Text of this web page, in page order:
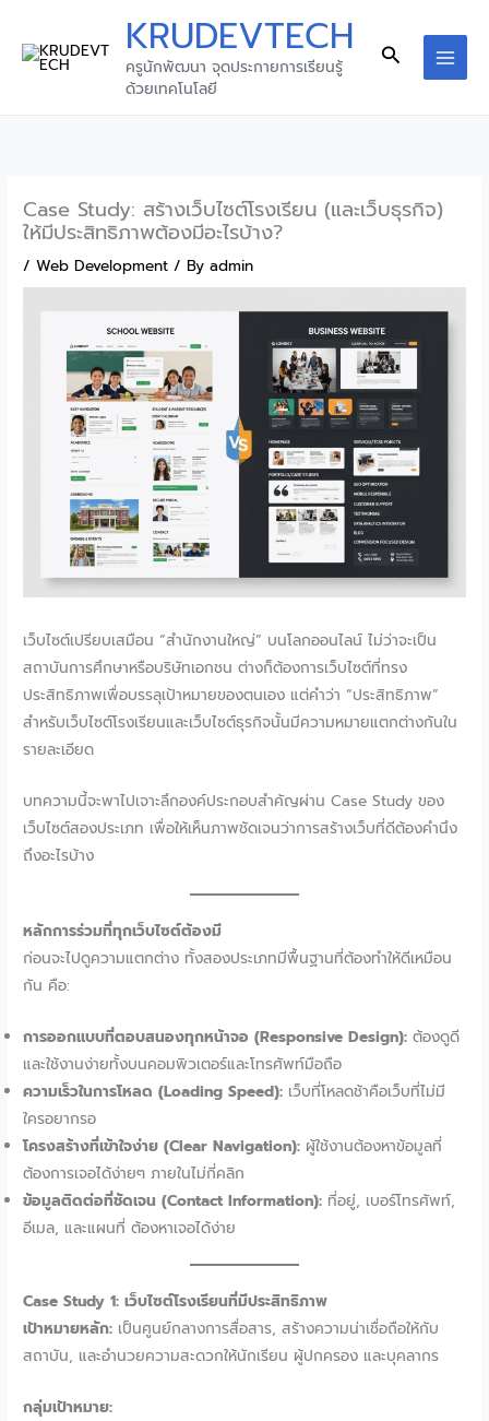
content
KRUDEVTECH
ครูนักพัฒนา จุดประกายการเรียนรู้
ด้วยเทคโนโลยี
Search
Case Study: สร้างเว็บไซต์โรงเรียน (และเว็บธุรกิจ)
ให้มีประสิทธิภาพต้องมีอะไรบ้าง?
/Web Development / Byadmin
เว็บไซต์เปรียบเสมือน “สำนักงานใหญ่” บนโลกออนไลน์ ไม่ว่าจะเป็น
สถาบันการศึกษาหรือบริษัทเอกชน ต่างก็ต้องการเว็บไซต์ที่ทรง
ประสิทธิภาพเพื่อบรรลุเป้าหมายของตนเอง แต่คำว่า “ประสิทธิภาพ”
สำหรับเว็บไซต์โรงเรียนและเว็บไซต์ธุรกิจนั้นมีความหมายแตกต่างกันใน
รายละเอียด
บทความนี้จะพาไปเจาะลึกองค์ประกอบสำคัญผ่าน Case Study ของ
เว็บไซต์สองประเภท เพื่อให้เห็นภาพชัดเจนว่าการสร้างเว็บที่ดีต้องคำนึง
ถึงอะไรบ้าง
หลักการร่วมที่ทุกเว็บไซต์ต้องมี
ก่อนจะไปดูความแตกต่าง ทั้งสองประเภทมีพื้นฐานที่ต้องทำให้ดีเหมือน
กัน คือ:
การออกแบบที่ตอบสนองทุกหน้าจอ (Responsive Design): ต้องดูดี
และใช้งานง่ายทั้งบนคอมพิวเตอร์และโทรศัพท์มือถือ
ความเร็วในการโหลด (Loading Speed): เว็บที่โหลดช้าคือเว็บที่ไม่มี
ใครอยากรอ
โครงสร้างที่เข้าใจง่าย (Clear Navigation): ผู้ใช้งานต้องหาข้อมูลที่
ต้องการเจอได้ง่ายๆ ภายในไม่กี่คลิก
ข้อมูลติดต่อที่ชัดเจน (Contact Information): ที่อยู่, เบอร์โทรศัพท์,
อีเมล, และแผนที่ ต้องหาเจอได้ง่าย
Case Study 1: เว็บไซต์โรงเรียนที่มีประสิทธิภาพ
เป้าหมายหลัก: เป็นศูนย์กลางการสื่อสาร, สร้างความน่าเชื่อถือให้กับ
สถาบัน, และอำนวยความสะดวกให้นักเรียน ผู้ปกครอง และบุคลากร
กลุ่มเป้าหมาย: